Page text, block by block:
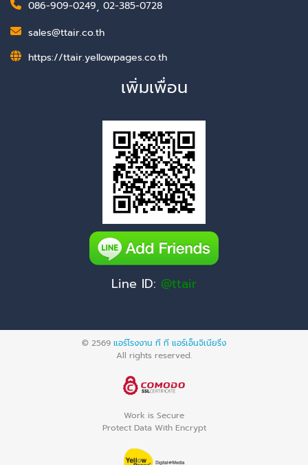
086-909-0249, 02-385-0728
sales@ttair.co.th
https://ttair.yellowpages.co.th
เพิ่มเพื่อน
Line ID: @ttair
© 2569 แอร์โรงงาน ที ที แอร์เอ็นจิเนียริ่ง
All rights reserved.
Work is Secure
Protect Data With Encrypt